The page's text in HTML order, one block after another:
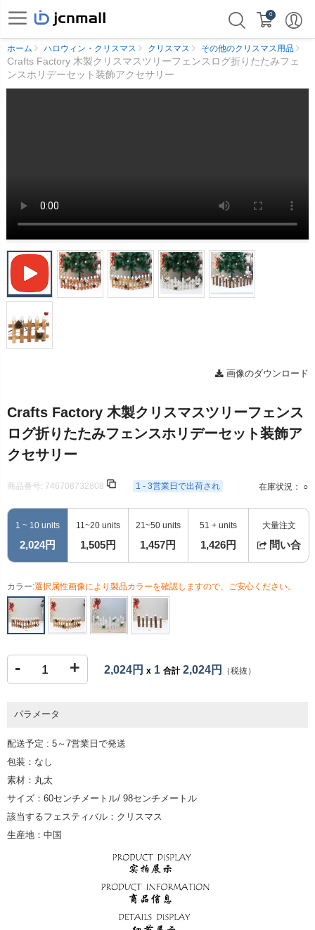
0
ホーム ハロウィン・クリスマス クリスマス その他のクリスマス用品
Crafts Factory 木製クリスマスツリーフェンスログ折りたたみフェ
ンスホリデーセット装飾アクセサリー
画像のダウンロード
Crafts Factory 木製クリスマスツリーフェンス
ログ折りたたみフェンスホリデーセット装飾ア
クセサリー
商品番号: 746708732808 1 - 3営業日で出荷され 在庫状況： ○
1 ~ 10 units
2,024円
11~20 units
1,505円
21~50 units
1,457円
51 + units
1,426円
大量注文
問い合
カラー:選択属性画像により製品カラーを確認しますので、ご安心ください。
- + 2,024円 x 1 合計2,024円 （税抜）
パラメータ
配送予定 : 5～7営業日で発送
包装：なし
素材：丸太
サイズ：60センチメートル/ 98センチメートル
該当するフェスティバル：クリスマス
生産地：中国